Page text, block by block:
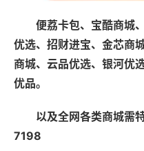
便荔卡包、宝酷商城
优选、招财进宝、金芯商
商城、云品优选、银河优
优品。
以及全网各类商城需
7198